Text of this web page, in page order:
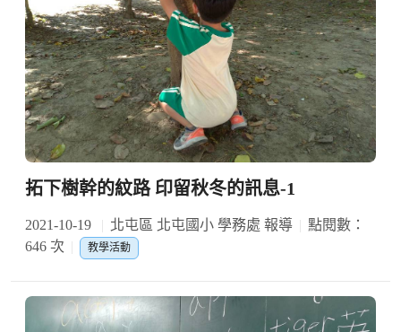
拓下樹幹的紋路 印留秋冬的訊息-1
2021-10-19 北屯區 北屯國小 學務處 報導
點閱數：
646 次
教學活動